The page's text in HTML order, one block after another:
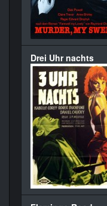
Drei Uhr nachts